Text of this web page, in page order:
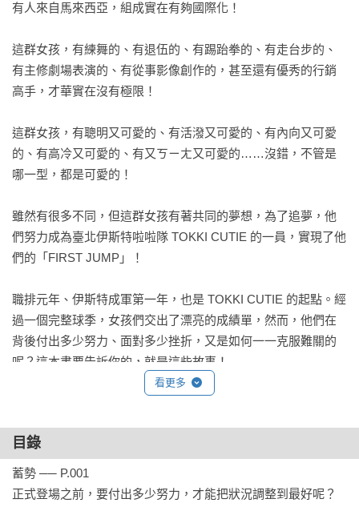
有人來自馬來西亞，組成實在有夠國際化！
這群女孩，有練舞的、有退伍的、有踢跆拳的、有走台步的、
有主修劇場表演的、有從事影像創作的，甚至還有優秀的行銷
高手，才華實在沒有極限！
這群女孩，有聰明又可愛的、有活潑又可愛的、有內向又可愛
的、有高冷又可愛的、有又ㄎㄧㄤ又可愛的……沒錯，不管是
哪一型，都是可愛的！
雖然有很多不同，但這群女孩有著共同的夢想，為了追夢，他
們努力成為臺北伊斯特啦啦隊 TOKKI CUTIE 的一員，實現了他
們的「FIRST JUMP」！
職排元年、伊斯特成軍第一年，也是 TOKKI CUTIE 的起點。經
過一個完整球季，女孩們交出了漂亮的成績單，然而，他們在
背後付出多少努力、面對多少挫折，又是如何一一克服難關的
呢？這本書要告訴你的，就是這些故事！
充滿力與美的倩影！
也許你已經感受過 TOKKI CUTIE 的熱情活力、跟著他們一起應
看更多
目錄
蓄勢 ── P.001
正式登場之前，要付出多少努力，才能把狀況調整到最好呢？